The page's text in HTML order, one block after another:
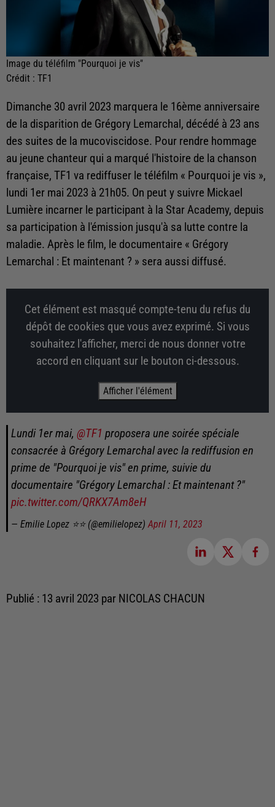
Image du téléfilm "Pourquoi je vis"
Crédit : TF1
Dimanche 30 avril 2023 marquera le 16ème anniversaire
de la disparition de Grégory Lemarchal, décédé à 23 ans
des suites de la mucoviscidose. Pour rendre hommage
au jeune chanteur qui a marqué l'histoire de la chanson
française, TF1 va rediffuser le téléfilm « Pourquoi je vis »,
lundi 1er mai 2023 à 21h05. On peut y suivre Mickael
Lumière incarner le participant à la Star Academy, depuis
sa participation à l'émission jusqu'à sa lutte contre la
maladie. Après le film, le documentaire « Grégory
Lemarchal : Et maintenant ? » sera aussi diffusé.
Cet élément est masqué compte-tenu du refus du
dépôt de cookies que vous avez exprimé. Si vous
souhaitez l'afficher, merci de nous donner votre
accord en cliquant sur le bouton ci-dessous.
Afficher l'élément
Lundi 1er mai, @TF1 proposera une soirée spéciale
consacrée à Grégory Lemarchal avec la rediffusion en
prime de "Pourquoi je vis" en prime, suivie du
documentaire "Grégory Lemarchal : Et maintenant ?"
pic.twitter.com/QRKX7Am8eH
— Emilie Lopez ⭐️⭐️ (@emilielopez)April 11, 2023
Publié : 13 avril 2023 par NICOLAS CHACUN